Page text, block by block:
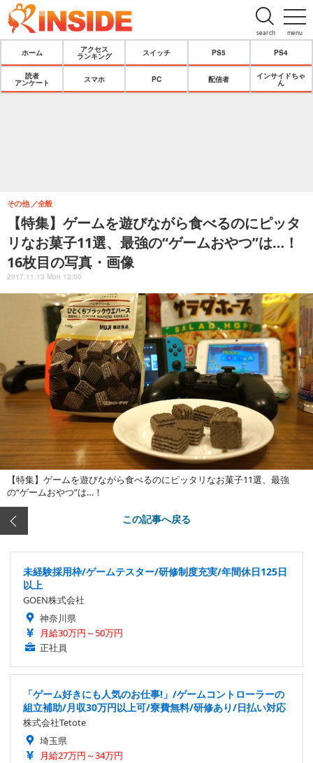
menu
search
ホーム
アクセス
ランキング
スイッチ PS5 PS4
読者
アンケート
スマホ PC 配信者
インサイドちゃ
ん
【特集】ゲームを遊びながら食べるのにピッタ
リなお菓子11選、最強の“ゲームおやつ”は…！
16枚目の写真・画像
その他 全般
2017.11.13 Mon 12:00
【特集】ゲームを遊びながら食べるのにピッタリなお菓子11選、最強
の“ゲームおやつ”は…！
この記事へ戻る
未経験採用枠/ゲームテスター/研修制度充実/年間休日125日
以上
GOEN株式会社
神奈川県
月給30万円～50万円
正社員
「ゲーム好きにも人気のお仕事!」/ゲームコントローラーの
組立補助/月収30万円以上可/寮費無料/研修あり/日払い対応
株式会社Tetote
埼玉県
月給27万円～34万円